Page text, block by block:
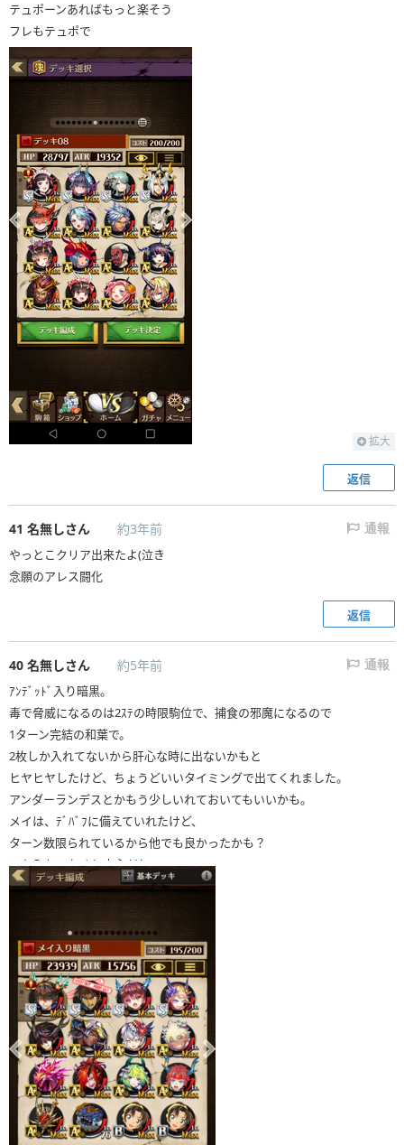
テュポーンあればもっと楽そう
フレもテュポで
拡大
返信
41 名無しさん 約3年前 通報
やっとこクリア出来たよ(泣き
念願のアレス闘化
返信
40 名無しさん 約5年前 通報
ｱﾝﾃﾞｯﾄﾞ入り暗黒。
毒で脅威になるのは2ｽﾃの時限駒位で、捕食の邪魔になるので
1ターン完結の和葉で。
2枚しか入れてないから肝心な時に出ないかもと
ヒヤヒヤしたけど、ちょうどいいタイミングで出てくれました。
アンダーランデスとかもう少しいれておいてもいいかも。
メイは、ﾃﾞﾊﾞﾌに備えていれたけど、
ターン数限られているから他でも良かったかも？
でも入れておくと安心だし。
その辺は迷い中です。